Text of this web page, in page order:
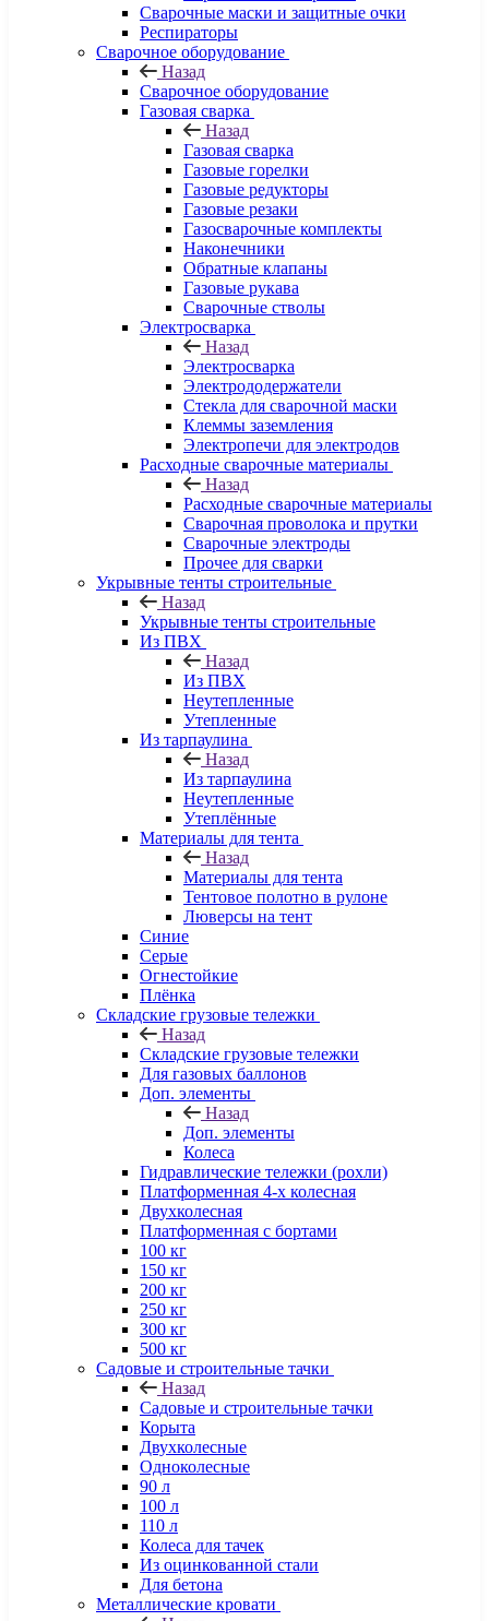
Сварочные маски и защитные очки
Респираторы
Сварочное оборудование
Назад
Сварочное оборудование
Газовая сварка
Назад
Газовая сварка
Газовые горелки
Газовые редукторы
Газовые резаки
Газосварочные комплекты
Наконечники
Обратные клапаны
Газовые рукава
Сварочные стволы
Электросварка
Назад
Электросварка
Электрододержатели
Стекла для сварочной маски
Клеммы заземления
Электропечи для электродов
Расходные сварочные материалы
Назад
Расходные сварочные материалы
Сварочная проволока и прутки
Сварочные электроды
Прочее для сварки
Укрывные тенты строительные
Назад
Укрывные тенты строительные
Из ПВХ
Назад
Из ПВХ
Неутепленные
Утепленные
Из тарпаулина
Назад
Из тарпаулина
Неутепленные
Утеплённые
Материалы для тента
Назад
Материалы для тента
Тентовое полотно в рулоне
Люверсы на тент
Синие
Серые
Огнестойкие
Плёнка
Складские грузовые тележки
Назад
Складские грузовые тележки
Для газовых баллонов
Доп. элементы
Назад
Доп. элементы
Колеса
Гидравлические тележки (рохли)
Платформенная 4-х колесная
Двухколесная
Платформенная с бортами
100 кг
150 кг
200 кг
250 кг
300 кг
500 кг
Садовые и строительные тачки
Назад
Садовые и строительные тачки
Корыта
Двухколесные
Одноколесные
90 л
100 л
110 л
Колеса для тачек
Из оцинкованной стали
Для бетона
Металлические кровати